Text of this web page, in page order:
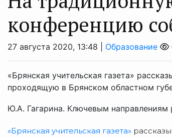
конференцию
27 августа 2020, 13:48 | Образование
«Брянская учительская газета»
проходящую в Брянском областном
Ю.А. Гагарина. Ключевым направлениям
«Брянская учительская газета»